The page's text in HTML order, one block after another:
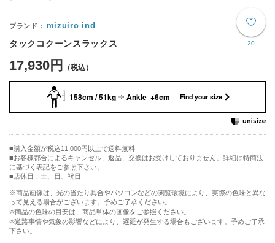
20
mizuiro ind
タックコクーンスラックス
17,930円
158cm / 51kg Ankle +6cm Find your size
購入金額が税込11,000円以上で送料無料
お客様都合によるキャンセル、返品、交換はお受けしておりません。詳細は特商法
に基づく表記をご参照下さい。
■店休日：土、日、祝日
※商品画像は、光の当たり具合やパソコンなどの閲覧環境により、実際の色味と異な
って見える場合がございます。予めご了承ください。
※商品の色味の目安は、商品単体の画像をご参照ください。
※道路事情や気象の影響などにより、遅延が発生する場合もございます。予めご了承
下さい。